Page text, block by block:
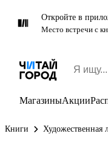
Откройте в
Место встречи с
МагазиныАкции
Книги Художественная